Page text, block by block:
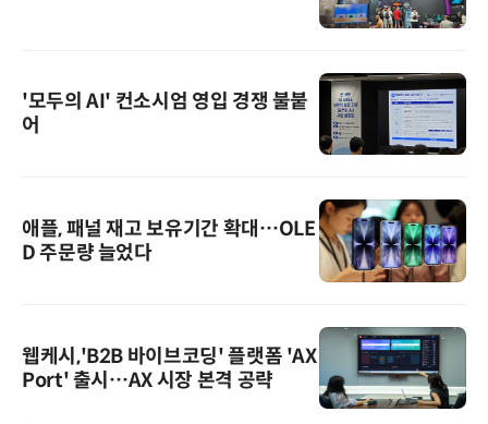
'모두의 AI' 컨소시엄 영입 경쟁 불붙
어
애플, 패널 재고 보유기간 확대…OLE
D 주문량 늘었다
웹케시,'B2B 바이브코딩' 플랫폼 'AX
Port' 출시…AX 시장 본격 공략